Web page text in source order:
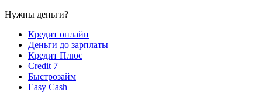
Нужны деньги?
Кредит онлайн
Деньги до зарплаты
Кредит Плюс
Credit 7
Быстрозайм
Easy Cash